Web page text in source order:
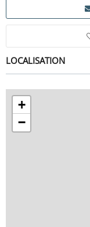
BILLET & COVOIT'
Français
LOCALISATION
+
−